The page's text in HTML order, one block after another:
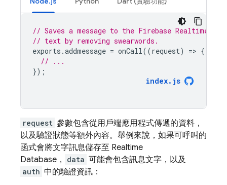
// Saves a message to the Firebase Realtime
// text by removing swearwords.
exports .addmessage = onCall((request) => {
// ...
});
index. js
request 參數包含從用戶端應用程式傳遞的資料，
以及驗證狀態等額外內容。舉例來說，如果可呼叫的
函式會將文字訊息儲存至 Realtime
Database ， data 可能會包含訊息文字，以及
auth 中的驗證資訊：